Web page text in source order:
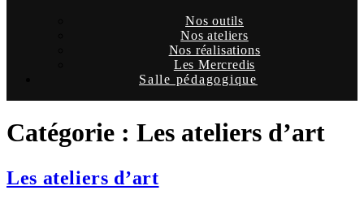
Nos outils
Nos ateliers
Nos réalisations
Les Mercredis
Salle pédagogique
Catégorie : Les ateliers d’art
Les ateliers d’art